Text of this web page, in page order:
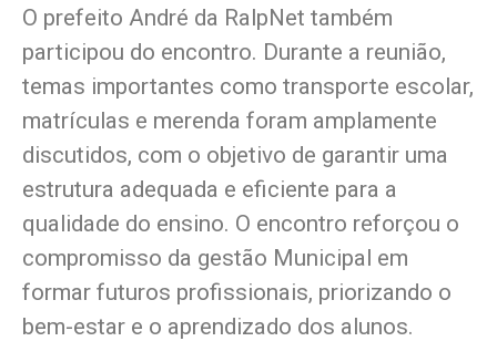
O prefeito André da RalpNet também
participou do encontro. Durante a reunião,
temas importantes como transporte escolar,
matrículas e merenda foram amplamente
discutidos, com o objetivo de garantir uma
estrutura adequada e eficiente para a
qualidade do ensino. O encontro reforçou o
compromisso da gestão Municipal em
formar futuros profissionais, priorizando o
bem-estar e o aprendizado dos alunos.